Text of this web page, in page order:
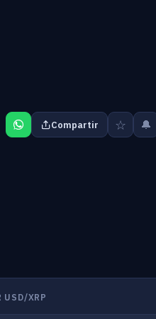
Compartir ☆ 🔔
USD/XRP